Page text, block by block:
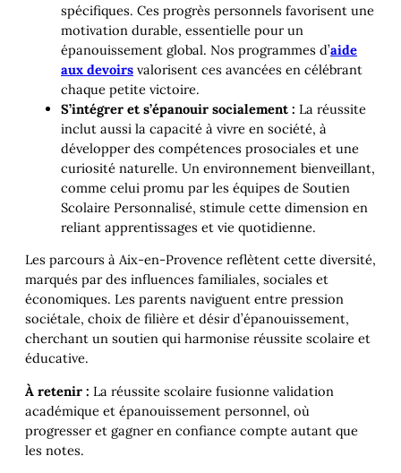
spécifiques. Ces progrès personnels favorisent une
motivation durable, essentielle pour un
épanouissement global. Nos programmes d’aide
aux devoirs valorisent ces avancées en célébrant
chaque petite victoire.
S’intégrer et s’épanouir socialement : La réussite
inclut aussi la capacité à vivre en société, à
développer des compétences prosociales et une
curiosité naturelle. Un environnement bienveillant,
comme celui promu par les équipes de Soutien
Scolaire Personnalisé, stimule cette dimension en
reliant apprentissages et vie quotidienne.
Les parcours à Aix-en-Provence reflètent cette diversité,
marqués par des influences familiales, sociales et
économiques. Les parents naviguent entre pression
sociétale, choix de filière et désir d’épanouissement,
cherchant un soutien qui harmonise réussite scolaire et
éducative.
À retenir : La réussite scolaire fusionne validation
académique et épanouissement personnel, où
progresser et gagner en confiance compte autant que
les notes.